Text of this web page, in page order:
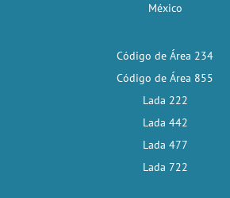
México
Código de Área 234
Código de Área 855
Lada 222
Lada 442
Lada 477
Lada 722